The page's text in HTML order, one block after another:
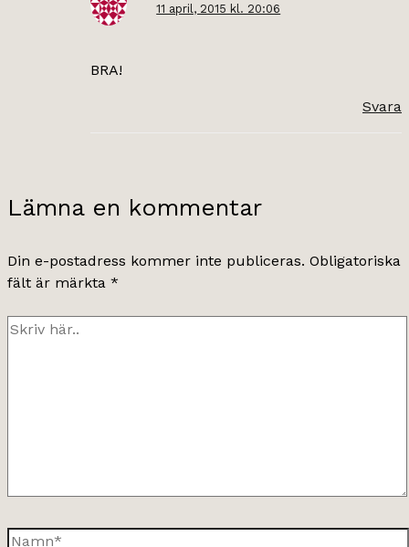
11 april, 2015 kl. 20:06
BRA!
Svara
Lämna en kommentar
Din e-postadress kommer inte publiceras. Obligatoriska
fält är märkta *
Skriv
Namn*